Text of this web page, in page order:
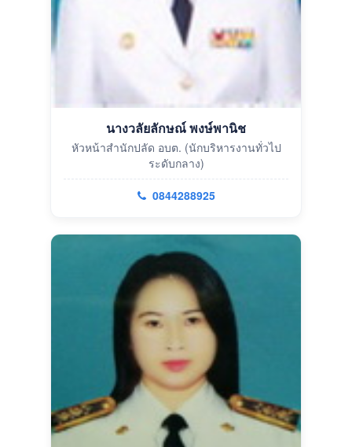
นางวลัยลักษณ์ พงษ์พานิช
หัวหน้าสำนักปลัด อบต. (นักบริหารงานทั่วไป
ระดับกลาง)
0844288925